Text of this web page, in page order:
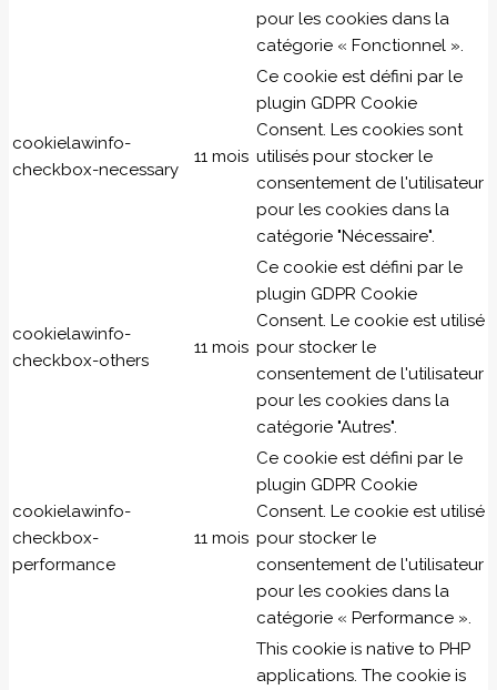
pour les cookies dans la
catégorie « Fonctionnel ».
cookielawinfo-
checkbox-necessary
11 mois
Ce cookie est défini par le
plugin GDPR Cookie
Consent. Les cookies sont
utilisés pour stocker le
consentement de l'utilisateur
pour les cookies dans la
catégorie "Nécessaire".
cookielawinfo-
checkbox-others
11 mois
Ce cookie est défini par le
plugin GDPR Cookie
Consent. Le cookie est utilisé
pour stocker le
consentement de l'utilisateur
pour les cookies dans la
catégorie "Autres".
cookielawinfo-
checkbox-
performance
11 mois
Ce cookie est défini par le
plugin GDPR Cookie
Consent. Le cookie est utilisé
pour stocker le
consentement de l'utilisateur
pour les cookies dans la
catégorie « Performance ».
This cookie is native to PHP
applications. The cookie is